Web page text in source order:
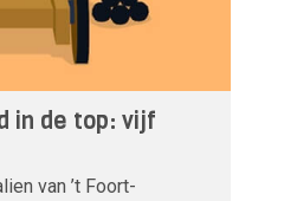
in de top: vijf
van ’t Foort-